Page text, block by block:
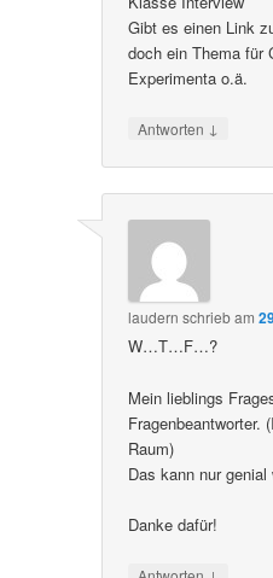
Gibt es einen Link
doch ein Thema für
Experimenta o.ä.
Antworten ↓
laudern schriebam
W…T…F…?
Mein lieblings
Fragenbeantworter.
Raum)
Das kann nur
Danke dafür!
↓